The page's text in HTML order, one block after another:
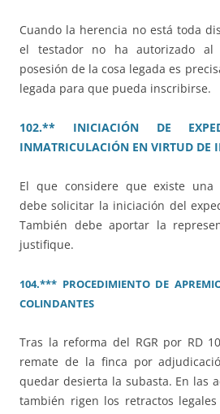
Cuando la herencia no está toda
el testador no ha autorizado al
posesión de la cosa legada es
legada para que pueda inscribirse.
102.** INICIACIÓN DE
INMATRICULACIÓN EN VIRTUD DE
El que considere que existe una
debe solicitar la iniciación del
También debe aportar la
justifique.
104.*** PROCEDIMIENTO DE
COLINDANTES
Tras la reforma del RGR por RD
remate de la finca por
quedar desierta la subasta. En las
también rigen los retractos